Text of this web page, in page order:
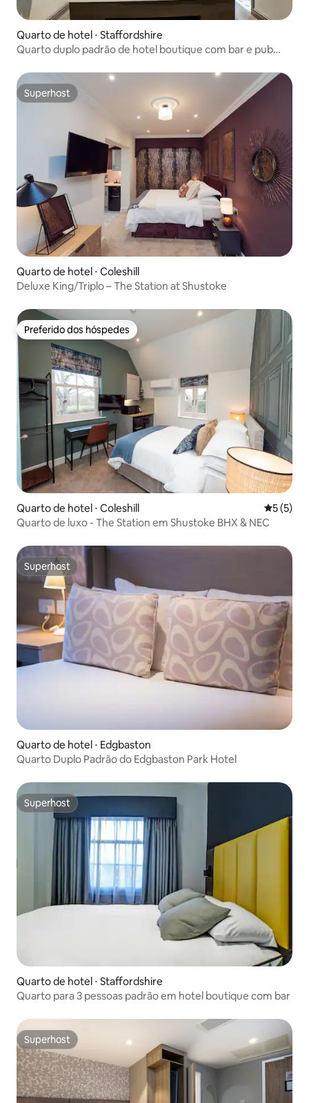
Quarto de hotel ⋅ Staffordshire
Quarto duplo padrão de hotel boutique com bar e pub
Superhost
Superhost
Quarto de hotel ⋅ Coleshill
Deluxe King/Triplo – The Station at Shustoke
Preferido dos hóspedes
Preferido dos hóspedes
Quarto de hotel ⋅ Coleshill 5 de
5 (5)
Quarto de luxo - The Station em Shustoke BHX & NEC
Superhost
Superhost
Quarto de hotel ⋅ Edgbaston
Quarto Duplo Padrão do Edgbaston Park Hotel
Superhost
Superhost
Quarto de hotel ⋅ Staffordshire
Quarto para 3 pessoas padrão em hotel boutique com bar
Superhost
Superhost